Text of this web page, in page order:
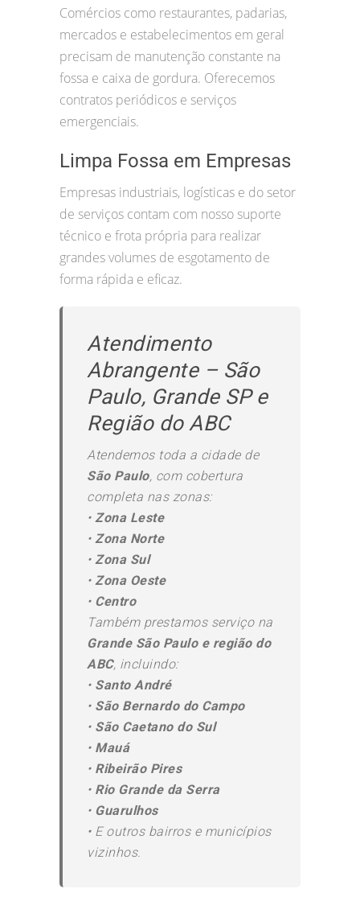
Comércios como restaurantes, padarias,
mercados e estabelecimentos em geral
precisam de manutenção constante na
fossa e caixa de gordura. Oferecemos
contratos periódicos e serviços
emergenciais.
Limpa Fossa em Empresas
Empresas industriais, logísticas e do setor
de serviços contam com nosso suporte
técnico e frota própria para realizar
grandes volumes de esgotamento de
forma rápida e eficaz.
Atendimento
Abrangente – São
Paulo, Grande SP e
Região do ABC
Atendemos toda a cidade de
São Paulo, com cobertura
completa nas zonas:
• Zona Leste
• Zona Norte
• Zona Sul
• Zona Oeste
• Centro
Também prestamos serviço na
Grande São Paulo e região do
ABC, incluindo:
• Santo André
• São Bernardo do Campo
• São Caetano do Sul
• Mauá
• Ribeirão Pires
• Rio Grande da Serra
• Guarulhos
• E outros bairros e municípios
vizinhos.